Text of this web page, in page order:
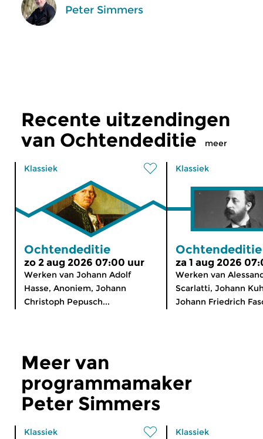
Peter Simmers
Recente uitzendingen
van Ochtendeditie
meer
Klassiek
Ochtendeditie
zo 2 aug 2026 07:00 uur
Werken van Johann Adolf
Hasse, Anoniem, Johann
Christoph Pepusch...
Klassiek
Ochtendeditie
za 1 aug 2026
Werken van
Scarlatti, Johann
Johann Friedrich
Meer van
programmamaker
Peter Simmers
Klassiek Klassiek